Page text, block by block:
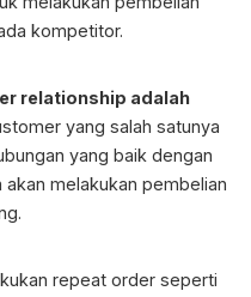
kompetitor.
relationship adalah
yang salah satunya
yang baik dengan
melakukan pembelian
repeat order seperti